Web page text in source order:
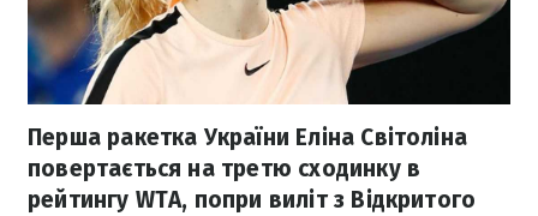
Перша ракетка України Еліна Світоліна
повертається на третю сходинку в
рейтингу WTA, попри виліт з Відкритого